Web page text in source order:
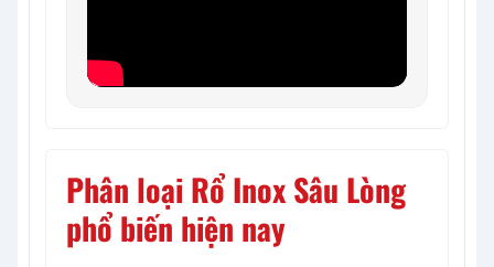
Phân loại Rổ Inox Sâu Lòng
phổ biến hiện nay